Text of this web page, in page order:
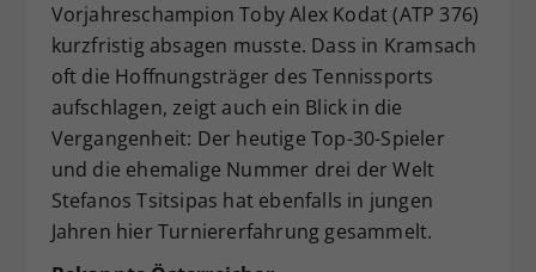
Vorjahreschampion Toby Alex Kodat (ATP 376)
kurzfristig absagen musste. Dass in Kramsach
oft die Hoffnungsträger des Tennissports
aufschlagen, zeigt auch ein Blick in die
Vergangenheit: Der heutige Top-30-Spieler
und die ehemalige Nummer drei der Welt
Stefanos Tsitsipas hat ebenfalls in jungen
Jahren hier Turniererfahrung gesammelt.